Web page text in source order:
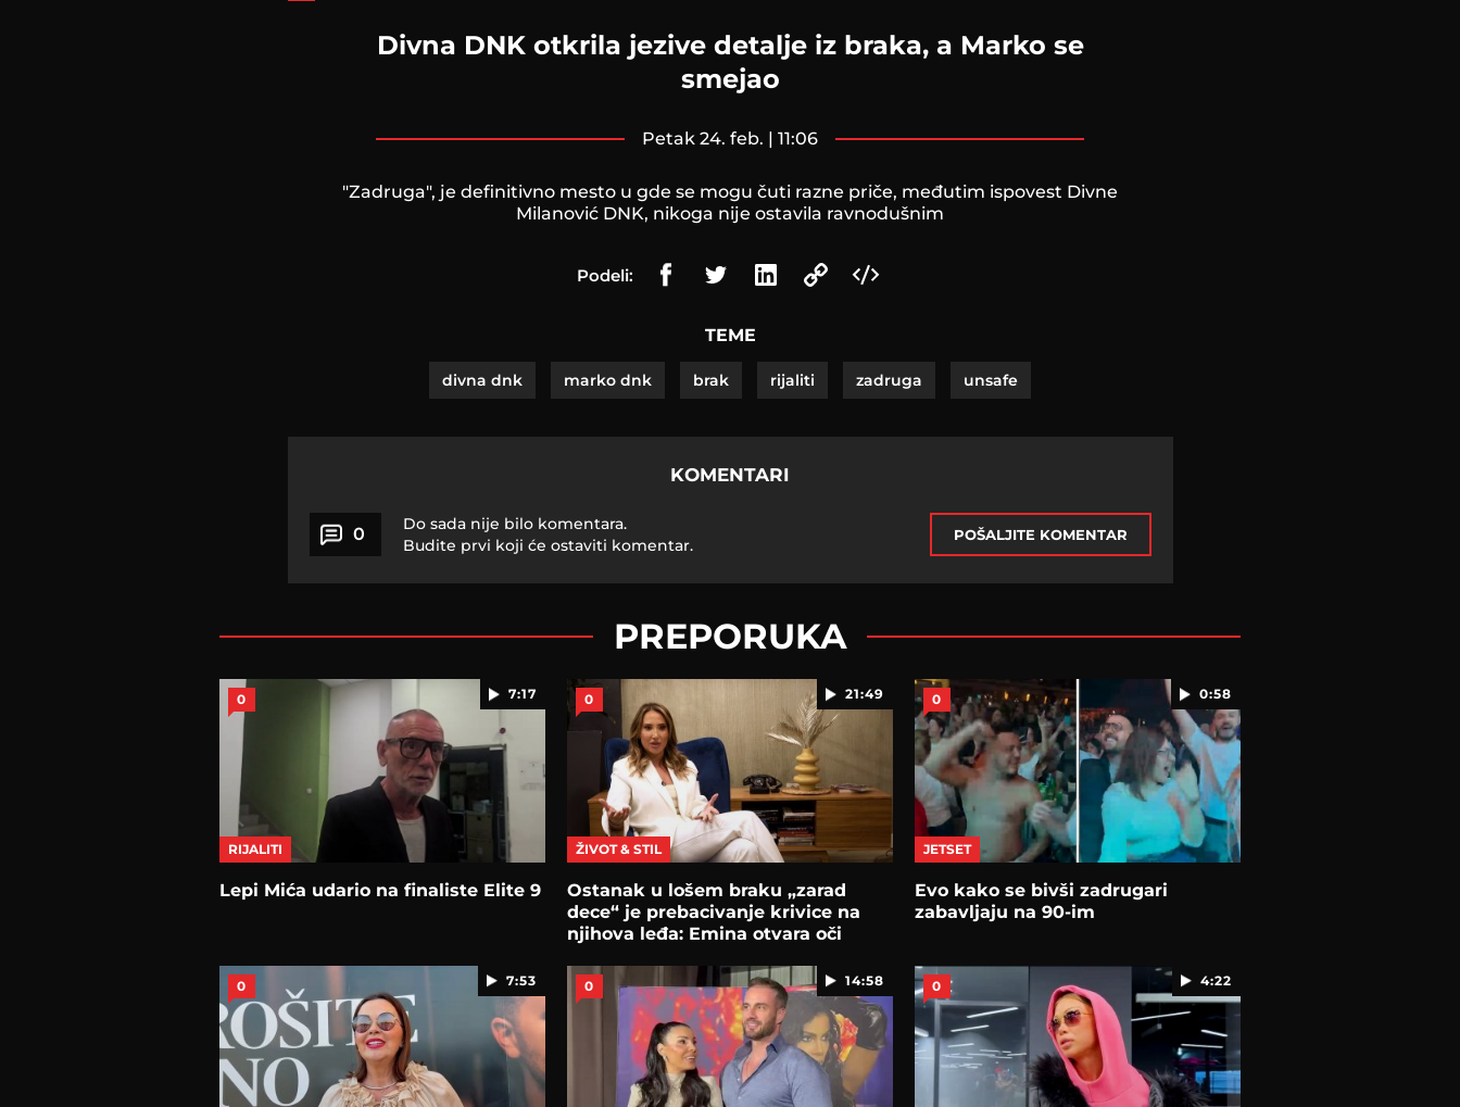
Divna DNK otkrila jezive detalje iz braka, a Marko se
smejao
petak 24. feb. | 11:06
"Zadruga", je definitivno mesto u gde se mogu čuti razne priče, međutim ispovest Divne
Milanović DNK, nikoga nije ostavila ravnodušnim
Podeli:
TEME
divna dnk marko dnk brak rijaliti zadruga unsafe
KOMENTARI
0
Do sada nije bilo komentara.
Budite prvi koji će ostaviti komentar.
POŠALJITE KOMENTAR
PREPORUKA
7:17
0
RIJALITI
Lepi Mića udario na finaliste Elite 9
21:49
0
ŽIVOT & STIL
Ostanak u lošem braku „zarad
dece“ je prebacivanje krivice na
njihova leđa: Emina otvara oči
0:58
0
JETSET
Evo kako se bivši zadrugari
zabavljaju na 90-im
7:53
0 14:58
0 4:22
0